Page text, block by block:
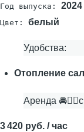
Год выпуска: 2024
Цвет: белый
Удобства:
Отопление
Аренда
3 420 руб. / час